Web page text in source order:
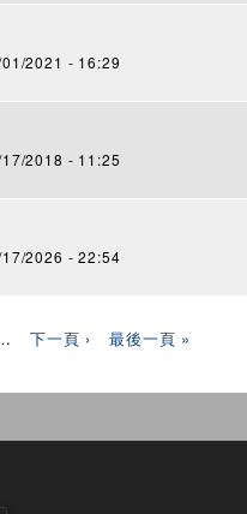
2021 - 16:29
2018 - 11:25
2026 - 22:54
下一頁 › 最後一頁 »